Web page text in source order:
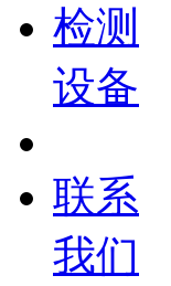
检测
设备
联系
我们